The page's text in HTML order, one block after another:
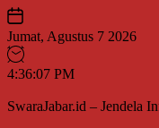
Skip
to
content
Jumat, Agustus 7 2026
4:36:09 PM
SwaraJabar.id – Jendela